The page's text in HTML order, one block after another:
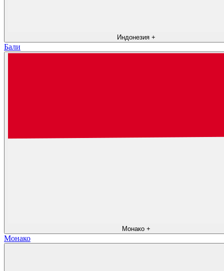
Индонезия +
Бали
Монако +
Монако